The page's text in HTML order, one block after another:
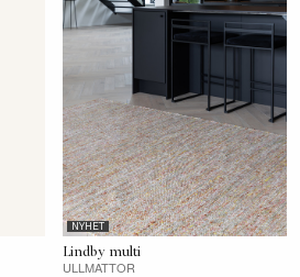
NYHET
Lindby multi
ULLMATTOR